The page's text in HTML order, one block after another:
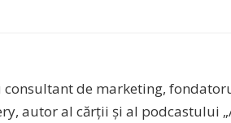
consultant de marketing,
autor al cărții și al podcastului